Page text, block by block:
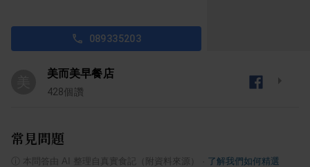
089335203
美而美早餐店
428個讚
常見問題
本問答由 AI 整理自真實食記（附資料來源） 了解我們如何精選